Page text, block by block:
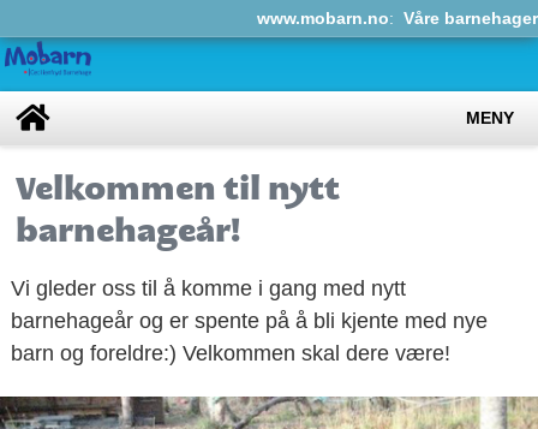
www.mobarn.no: Våre barnehager
MENY
Velkommen til nytt
barnehageår!
Vi gleder oss til å komme i gang med nytt
barnehageår og er spente på å bli kjente med nye
barn og foreldre:) Velkommen skal dere være!